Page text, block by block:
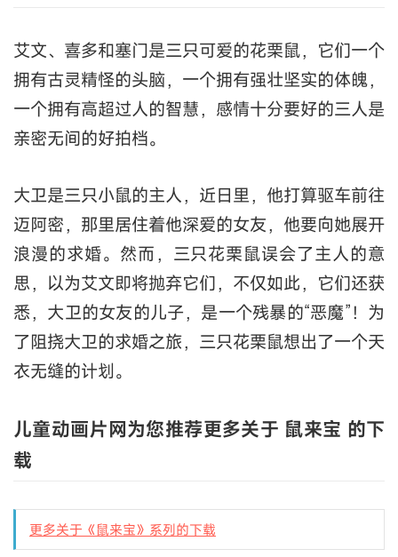
艾文、喜多和塞门是三只可爱的花栗鼠，它们一个
拥有古灵精怪的头脑，一个拥有强壮坚实的体魄，
一个拥有高超过人的智慧，感情十分要好的三人是
亲密无间的好拍档。
大卫是三只小鼠的主人，近日里，他打算驱车前往
迈阿密，那里居住着他深爱的女友，他要向她展开
浪漫的求婚。然而，三只花栗鼠误会了主人的意
思，以为艾文即将抛弃它们，不仅如此，它们还获
悉，大卫的女友的儿子，是一个残暴的“恶魔”！为
了阻挠大卫的求婚之旅，三只花栗鼠想出了一个天
衣无缝的计划。
儿童动画片网为您推荐更多关于 鼠来宝 的下
载
更多关于《鼠来宝》系列的下载